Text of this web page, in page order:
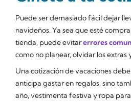
Puede ser demasiado fácil dejar
navideños. Ya sea que esté
tienda, puede evitarerrores
como no planear, olvidar los extras
Una cotización de vacaciones
anticipa gastar en regalos, sino
año, vestimenta festiva y ropa